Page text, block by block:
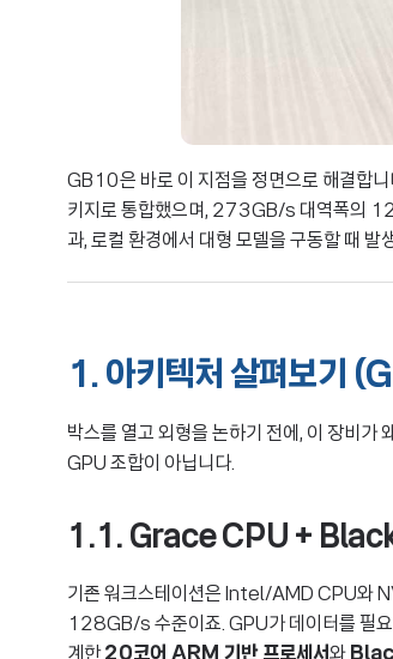
GB10은 바로 이 지점을 정면으로 해결합
키지로 통합했으며, 273GB/s 대역폭의
과, 로컬 환경에서 대형 모델을 구동할 때 발
1. 아키텍처 살펴보
박스를 열고 외형을 논하기 전에, 이 장비
GPU 조합이 아닙니다.
1.1. Grace CPU +
기존 워크스테이션은 Intel/AMD CPU와
128GB/s 수준이죠. GPU가 데이터를 필